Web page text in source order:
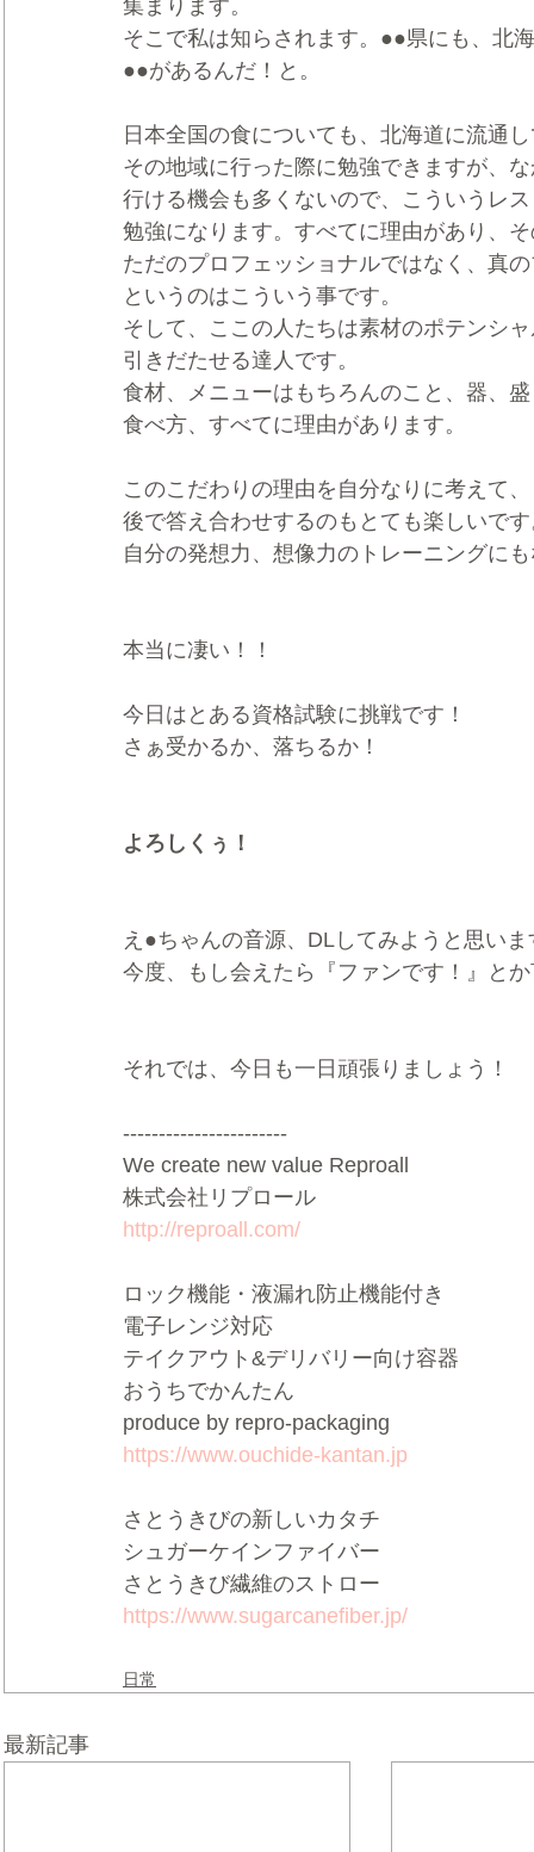
集まります。
そこで私は知らされます。●●県にも、北
●●があるんだ！と。
日本全国の食についても、北海道に流通
その地域に行った際に勉強できますが、
行ける機会も多くないので、こういうレ
勉強になります。すべてに理由があり、
ただのプロフェッショナルではなく、真
というのはこういう事です。
そして、ここの人たちは素材のポテンシ
引きだたせる達人です。
食材、メニューはもちろんのこと、器、
食べ方、すべてに理由があります。
このこだわりの理由を自分なりに考えて、
後で答え合わせするのもとても楽しいで
自分の発想力、想像力のトレーニングに
本当に凄い！！
今日はとある資格試験に挑戦です！
さぁ受かるか、落ちるか！
よろしくぅ！
え●ちゃんの音源、DLしてみようと思いま
今度、もし会えたら『ファンです！』と
それでは、今日も一日頑張りましょう！
-----------------------
We create new value Reproall
株式会社リプロール
http://reproall.com/
ロック機能・液漏れ防止機能付き
電子レンジ対応
テイクアウト&デリバリー向け容器
おうちでかんたん
produce by repro-packaging
https://www.ouchide-kantan.jp
さとうきびの新しいカタチ
シュガーケインファイバー
さとうきび繊維のストロー
https://www.sugarcanefiber.jp/
日常
最新記事